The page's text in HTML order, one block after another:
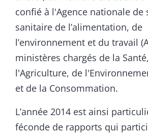
confié à l'Agence nationale de
sanitaire de l’alimentation, de
l’environnement et du travail
ministères chargés de la
l'Agriculture, de
et de la Consommation.
L’année 2014 est ainsi
féconde de rapports qui